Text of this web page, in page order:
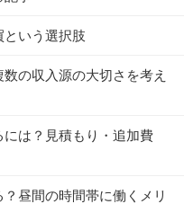
いう選択肢
の収入源の大切さを考え
は？見積もり・追加費
昼間の時間帯に働くメリ